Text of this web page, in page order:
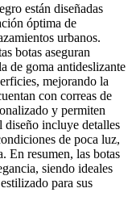
están diseñadas
óptima de
urbanos.
botas aseguran
de goma antideslizante
mejorando la
con correas de
y permiten
diseño incluye detalles
de poca luz,
En resumen, las botas
siendo ideales
para sus